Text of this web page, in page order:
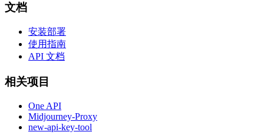
文档
安装部署
使用指南
API 文档
相关项目
One API
Midjourney-Proxy
new-api-key-tool